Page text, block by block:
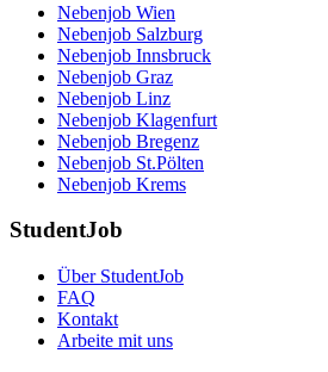
Nebenjob Wien
Nebenjob Salzburg
Nebenjob Innsbruck
Nebenjob Graz
Nebenjob Linz
Nebenjob Klagenfurt
Nebenjob Bregenz
Nebenjob St.Pölten
Nebenjob Krems
StudentJob
Über StudentJob
FAQ
Kontakt
Arbeite mit uns